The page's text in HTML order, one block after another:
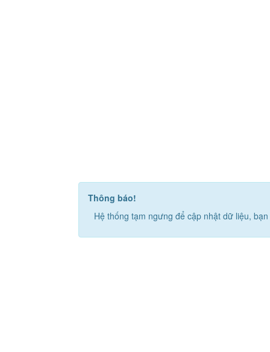
Thông báo!
Hệ thống tạm ngưng để cập nhật dữ liệu,